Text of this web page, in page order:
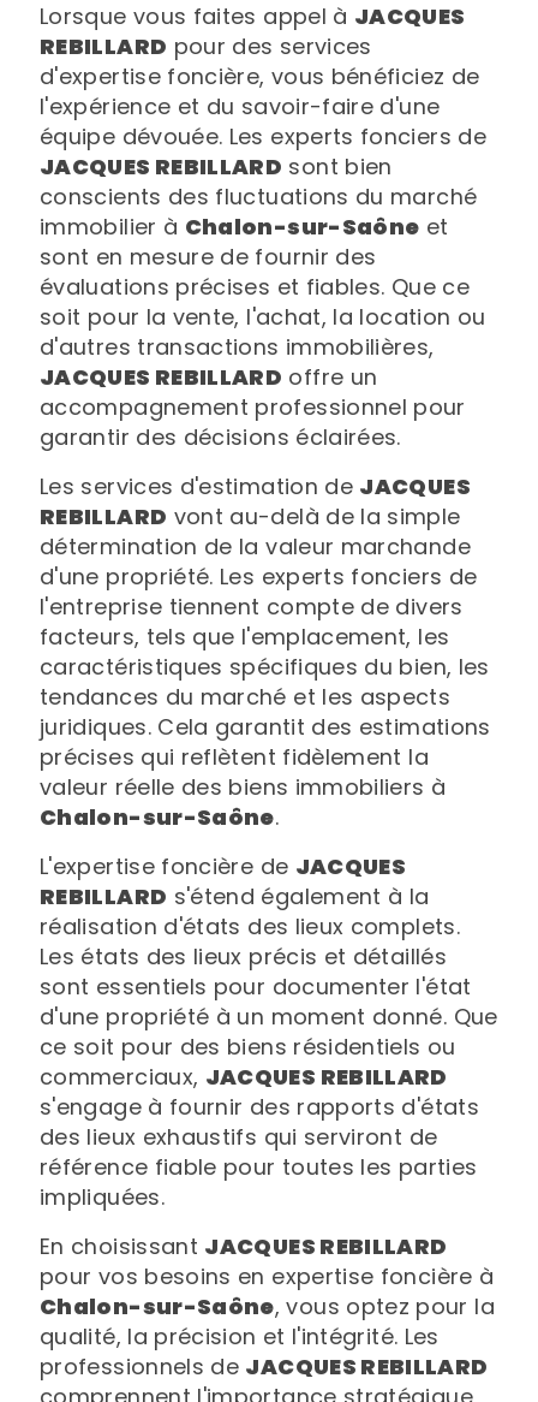
Lorsque vous faites appel à JACQUES
REBILLARD pour des services
d'expertise foncière, vous bénéficiez de
l'expérience et du savoir-faire d'une
équipe dévouée. Les experts fonciers de
JACQUES REBILLARD sont bien
conscients des fluctuations du marché
immobilier à Chalon-sur-Saône et
sont en mesure de fournir des
évaluations précises et fiables. Que ce
soit pour la vente, l'achat, la location ou
d'autres transactions immobilières,
JACQUES REBILLARD offre un
accompagnement professionnel pour
garantir des décisions éclairées.
Les services d'estimation de JACQUES
REBILLARD vont au-delà de la simple
détermination de la valeur marchande
d'une propriété. Les experts fonciers de
l'entreprise tiennent compte de divers
facteurs, tels que l'emplacement, les
caractéristiques spécifiques du bien, les
tendances du marché et les aspects
juridiques. Cela garantit des estimations
précises qui reflètent fidèlement la
valeur réelle des biens immobiliers à
Chalon-sur-Saône.
L'expertise foncière de JACQUES
REBILLARD s'étend également à la
réalisation d'états des lieux complets.
Les états des lieux précis et détaillés
sont essentiels pour documenter l'état
d'une propriété à un moment donné. Que
ce soit pour des biens résidentiels ou
commerciaux, JACQUES REBILLARD
s'engage à fournir des rapports d'états
des lieux exhaustifs qui serviront de
référence fiable pour toutes les parties
impliquées.
En choisissant JACQUES REBILLARD
pour vos besoins en expertise foncière à
Chalon-sur-Saône, vous optez pour la
qualité, la précision et l'intégrité. Les
professionnels de JACQUES REBILLARD